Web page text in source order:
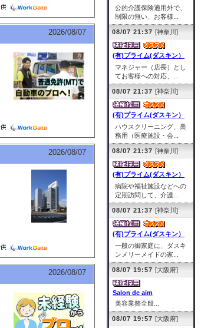
2026/08/07
2026/08/07
2026/08/07
公的介護保険適用外で、
制限の無い、お客様...
08/07 21:37 [神奈川]
(有)プライム(ダスキン）
マネジャー（店長）とし
てお客様への対応、...
08/07 21:37 [神奈川]
(有)プライム(ダスキン）
ハウスクリーニング、業
務用（医療施設・会...
08/07 21:37 [神奈川]
(有)プライム(ダスキン）
病院や福祉施設などへの
定期訪問して、介護...
08/07 21:37 [神奈川]
(有)プライム(ダスキン）
一般の御家庭に、ダスキ
ンメリーメイドの家...
08/07 19:57 [大阪府]
Salon de aim
美容業務全般...
08/07 19:57 [大阪府]